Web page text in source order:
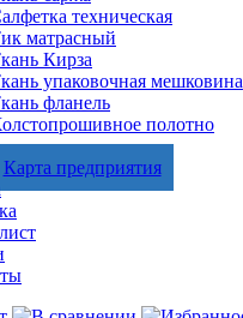
техническая
матрасный
Кирза
упаковочная мешковина
фланель
полотно
Карта предприятия